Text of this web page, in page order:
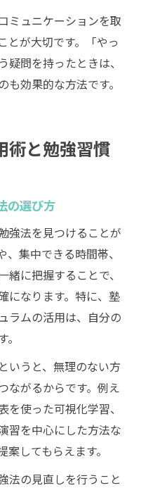
ミュニケーションを取
とが大切です。「やっ
問を持ったときは、
効果的な方法です。
術と勉強習慣
の選び方
強法を見つけることが
集中できる時間帯、
に把握することで、
になります。特に、塾
ラムの活用は、自分の
いうと、無理のない方
ながるからです。例え
使った可視化学習、
習を中心にした方法な
してもらえます。
法の見直しを行うこと